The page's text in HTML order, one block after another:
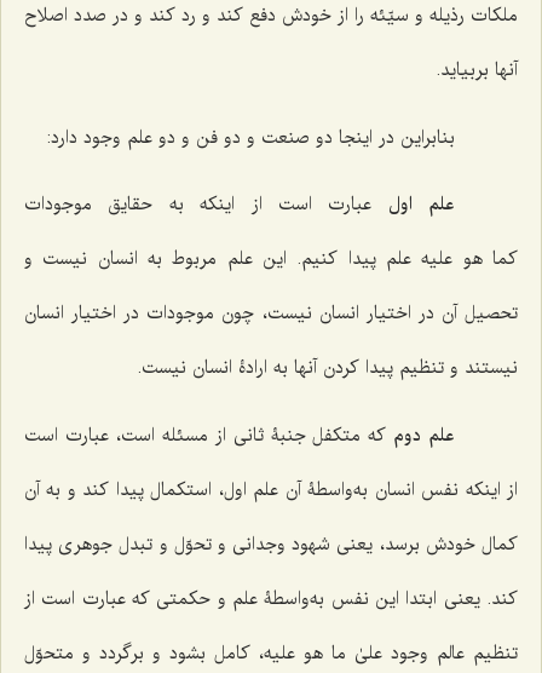
ملکات رذیله و سیّئه را از خودش دفع کند و رد کند و در صدد اصلاح
آنها بربیاید.
بنابراین در اینجا دو صنعت و دو فن و دو علم وجود دارد:
علم اول عبارت است از اینکه به حقایق موجودات
کما هو علیهعلم پیدا کنیم. این علم مربوط به انسان نیست و
تحصیل آن در اختیار انسان نیست، چون موجودات در اختیار انسان
نیستند و تنظیم پیدا کردن آنها به ارادۀ انسان نیست.
علم دوم که متکفل جنبۀ ثانی از مسئله است، عبارت است
از اینکه نفس انسان به‌واسطۀ آن علم اول، استکمال پیدا کند و به آن
کمال خودش برسد، یعنی شهود وجدانی و تحوّل و تبدل جوهری پیدا
کند. یعنی ابتدا این نفس به‌واسطۀ علم و حکمتی که عبارت است از
تنظیم عالم وجود علیٰ ما هو علیه، کامل بشود و برگردد و متحوّل